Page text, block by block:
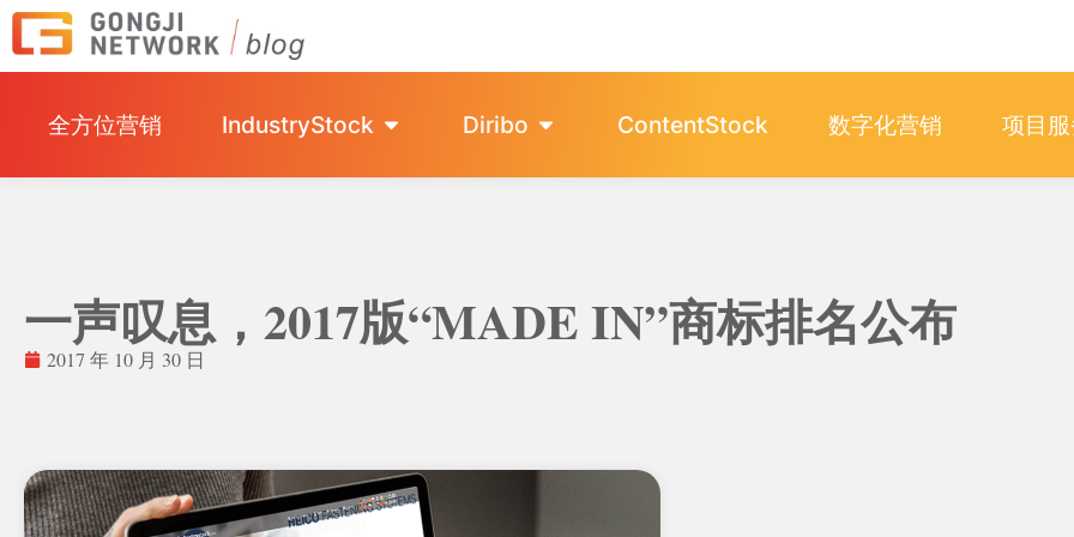
全方位营销 IndustryStock Diribo ContentStock 数字化营销 项目
一声叹息，2017版“MADE IN”商标排名公布
2017 年 10 月 30 日